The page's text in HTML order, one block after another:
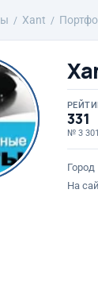
Xant
331
№ 3
Город
На